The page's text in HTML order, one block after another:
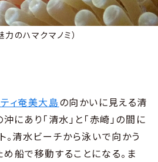
のハマクマノミ）
ィ奄美大島の向かいに見える清
にあり「清水」と「赤崎」の間に
。清水ビーチから泳いで向かう
船で移動することになる。ま